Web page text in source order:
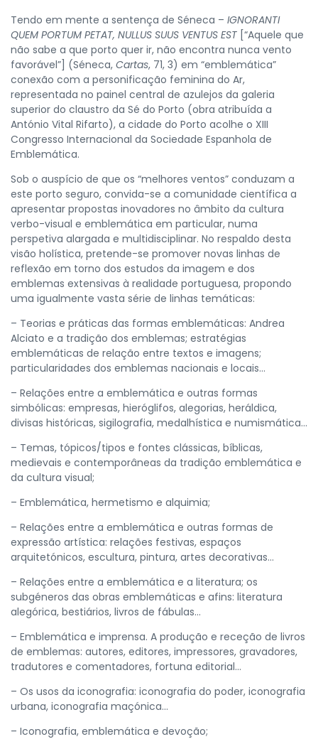
Tendo em mente a sentença de Séneca – IGNORANTI
QUEM PORTUM PETAT, NULLUS SUUS VENTUS EST [“Aquele que
não sabe a que porto quer ir, não encontra nunca vento
favorável”] (Séneca, Cartas, 71, 3) em “emblemática”
conexão com a personificação feminina do Ar,
representada no painel central de azulejos da galeria
superior do claustro da Sé do Porto (obra atribuída a
António Vital Rifarto), a cidade do Porto acolhe o XIII
Congresso Internacional da Sociedade Espanhola de
Emblemática.
Sob o auspício de que os “melhores ventos” conduzam a
este porto seguro, convida-se a comunidade científica a
apresentar propostas inovadores no âmbito da cultura
verbo-visual e emblemática em particular, numa
perspetiva alargada e multidisciplinar. No respaldo desta
visão holística, pretende-se promover novas linhas de
reflexão em torno dos estudos da imagem e dos
emblemas extensivas à realidade portuguesa, propondo
uma igualmente vasta série de linhas temáticas:
– Teorias e práticas das formas emblemáticas: Andrea
Alciato e a tradição dos emblemas; estratégias
emblemáticas de relação entre textos e imagens;
particularidades dos emblemas nacionais e locais…
– Relações entre a emblemática e outras formas
simbólicas: empresas, hieróglifos, alegorias, heráldica,
divisas históricas, sigilografia, medalhística e numismática…
– Temas, tópicos/tipos e fontes clássicas, bíblicas,
medievais e contemporâneas da tradição emblemática e
da cultura visual;
– Emblemática, hermetismo e alquimia;
– Relações entre a emblemática e outras formas de
expressão artística: relações festivas, espaços
arquitetónicos, escultura, pintura, artes decorativas…
– Relações entre a emblemática e a literatura; os
subgéneros das obras emblemáticas e afins: literatura
alegórica, bestiários, livros de fábulas…
– Emblemática e imprensa. A produção e receção de livros
de emblemas: autores, editores, impressores, gravadores,
tradutores e comentadores, fortuna editorial…
– Os usos da iconografia: iconografia do poder, iconografia
urbana, iconografia maçónica…
– Iconografia, emblemática e devoção;